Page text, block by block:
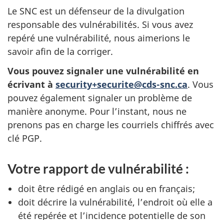
Le SNC est un défenseur de la divulgation
responsable des vulnérabilités. Si vous avez
repéré une vulnérabilité, nous aimerions le
savoir afin de la corriger.
Vous pouvez signaler une vulnérabilité en
écrivant à security+securite@cds-snc.ca. Vous
pouvez également signaler un problème de
manière anonyme. Pour l’instant, nous ne
prenons pas en charge les courriels chiffrés avec
clé PGP.
Votre rapport de vulnérabilité :
doit être rédigé en anglais ou en français;
doit décrire la vulnérabilité, l’endroit où elle a
été repérée et l’incidence potentielle de son